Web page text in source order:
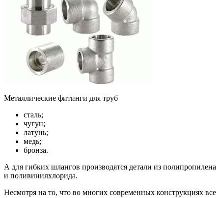
Металлические фитинги для труб
сталь;
чугун;
латунь;
медь;
бронза.
А для гибких шлангов производятся детали из полипропилена
и поливинилхлорида.
Несмотря на то, что во многих современных конструкциях все